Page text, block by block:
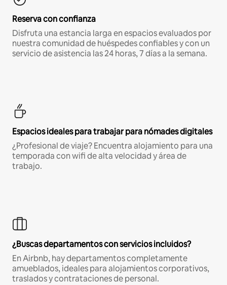
Reserva con confianza
Disfruta una estancia larga en espacios evaluados por
nuestra comunidad de huéspedes confiables y con un
servicio de asistencia las 24 horas, 7 días a la semana.
Espacios ideales para trabajar para nómades digitales
¿Profesional de viaje? Encuentra alojamiento para una
temporada con wifi de alta velocidad y área de
trabajo.
¿Buscas departamentos con servicios incluidos?
En Airbnb, hay departamentos completamente
amueblados, ideales para alojamientos corporativos,
traslados y contrataciones de personal.